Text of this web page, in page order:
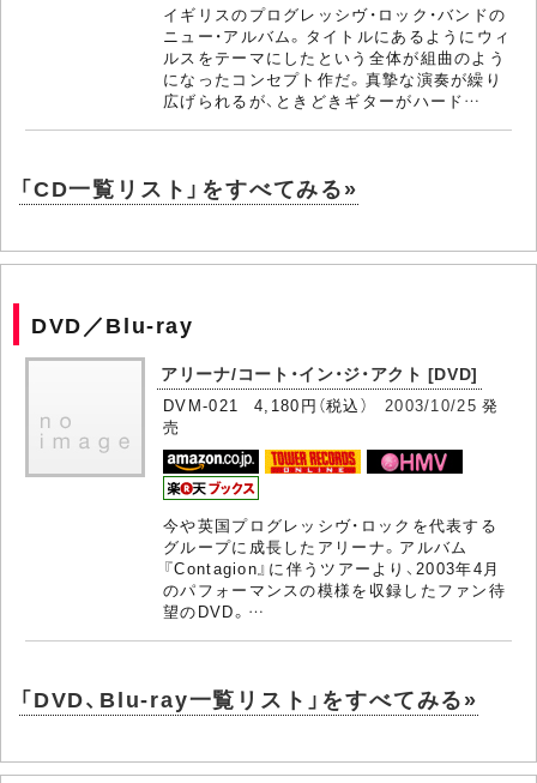
イギリスのプログレッシヴ・ロック・バンドの
ニュー・アルバム。タイトルにあるようにウィ
ルスをテーマにしたという全体が組曲のよう
になったコンセプト作だ。真摯な演奏が繰り
広げられるが、ときどきギターがハード…
「CD一覧リスト」をすべてみる»
DVD／Blu-ray
アリーナ/コート・イン・ジ・アクト [DVD]
DVM-021 4,180円（税込） 2003/10/25 発
売
今や英国プログレッシヴ・ロックを代表する
グループに成長したアリーナ。アルバム
『Contagion』に伴うツアーより、2003年4月
のパフォーマンスの模様を収録したファン待
望のDVD。…
「DVD、Blu-ray一覧リスト」をすべてみる»